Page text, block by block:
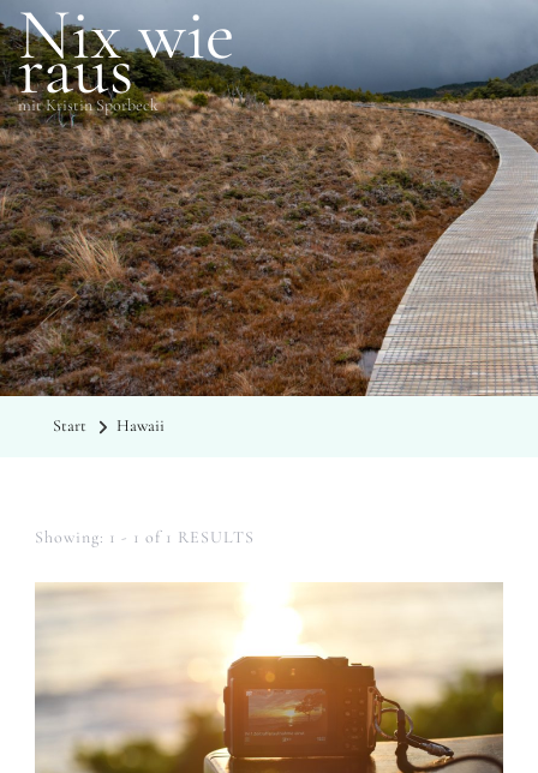
Nix wie
raus
mit Kristin Sporbeck
SCHLAGWÖRTER
Hawaii
Start Hawaii
Showing: 1 - 1 of 1 RESULTS